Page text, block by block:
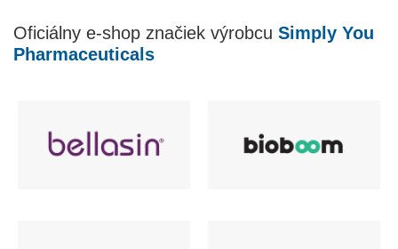
Oficiálny e-shop značiek výrobcu Simply You
Pharmaceuticals